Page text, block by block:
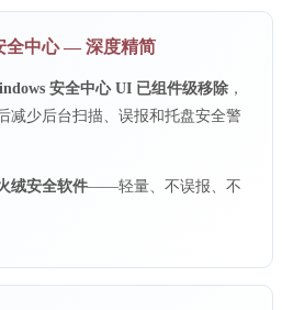
全中心 — 深度精简
安全中心 UI 已组件级移除 ，
减少后台扫描、误报和托盘安全警
绒安全软件——轻量、不误报、不